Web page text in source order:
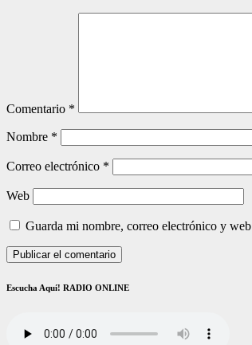
Comentario *
Nombre *
Correo electrónico *
Web
Guarda mi nombre, correo electrónico y
Escucha Aquí! RADIO ONLINE